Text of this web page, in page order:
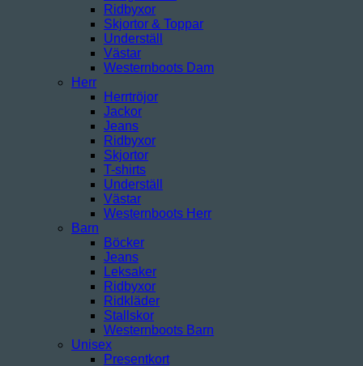
Ridbyxor
Skjortor & Toppar
Underställ
Västar
Westernboots Dam
Herr
Herrtröjor
Jackor
Jeans
Ridbyxor
Skjortor
T-shirts
Underställ
Västar
Westernboots Herr
Barn
Böcker
Jeans
Leksaker
Ridbyxor
Ridkläder
Stallskor
Westernboots Barn
Unisex
Presentkort